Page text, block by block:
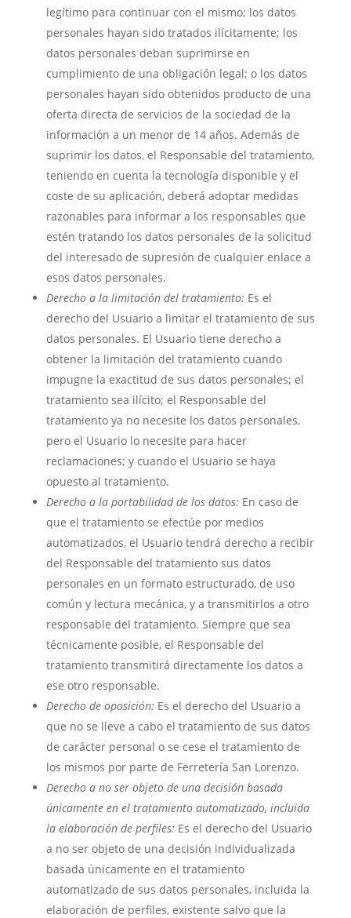
legítimo para continuar con el mismo; los datos
personales hayan sido tratados ilícitamente; los
datos personales deban suprimirse en
cumplimiento de una obligación legal; o los datos
personales hayan sido obtenidos producto de una
oferta directa de servicios de la sociedad de la
información a un menor de 14 años. Además de
suprimir los datos, el Responsable del tratamiento,
teniendo en cuenta la tecnología disponible y el
coste de su aplicación, deberá adoptar medidas
razonables para informar a los responsables que
estén tratando los datos personales de la solicitud
del interesado de supresión de cualquier enlace a
esos datos personales.
Derecho a la limitación del tratamiento: Es el
derecho del Usuario a limitar el tratamiento de sus
datos personales. El Usuario tiene derecho a
obtener la limitación del tratamiento cuando
impugne la exactitud de sus datos personales; el
tratamiento sea ilícito; el Responsable del
tratamiento ya no necesite los datos personales,
pero el Usuario lo necesite para hacer
reclamaciones; y cuando el Usuario se haya
opuesto al tratamiento.
Derecho a la portabilidad de los datos: En caso de
que el tratamiento se efectúe por medios
automatizados, el Usuario tendrá derecho a recibir
del Responsable del tratamiento sus datos
personales en un formato estructurado, de uso
común y lectura mecánica, y a transmitirlos a otro
responsable del tratamiento. Siempre que sea
técnicamente posible, el Responsable del
tratamiento transmitirá directamente los datos a
ese otro responsable.
Derecho de oposición: Es el derecho del Usuario a
que no se lleve a cabo el tratamiento de sus datos
de carácter personal o se cese el tratamiento de
los mismos por parte de Ferretería San Lorenzo.
Derecho a no ser objeto de una decisión basada
únicamente en el tratamiento automatizado, incluida
la elaboración de perfiles: Es el derecho del Usuario
a no ser objeto de una decisión individualizada
basada únicamente en el tratamiento
automatizado de sus datos personales, incluida la
elaboración de perfiles, existente salvo que la